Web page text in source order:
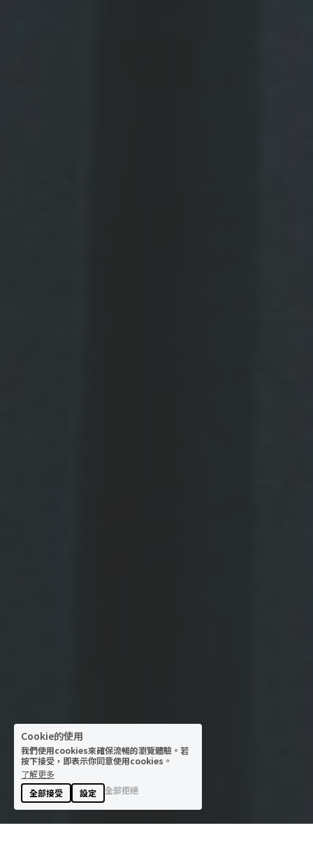
Cookie的使用
我們使用cookies來確保流暢的瀏覽體驗。若
按下接受，即表示你同意使用cookies。
了解更多
全部接受
設定 全部拒絕